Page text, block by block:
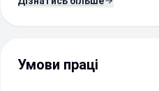
Умови праці